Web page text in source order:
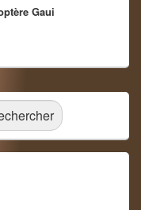
Gaui